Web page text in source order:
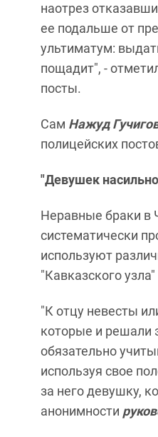
наотрез
ее подальше от
ультиматум:
пощадит", -
посты.
Сам Нажуд
полицейских
"Девушек
Неравные браки в
систематически
используют
"Кавказского
"К отцу невесты
которые и решали
обязательно
используя свое
за него девушку,
анонимности